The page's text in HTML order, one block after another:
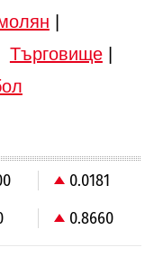
Търговище|
0.0181
0.8660